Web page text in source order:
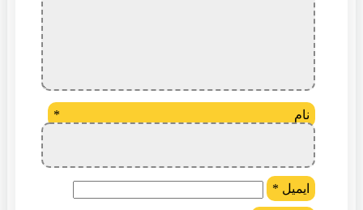
نام *
ایمیل *